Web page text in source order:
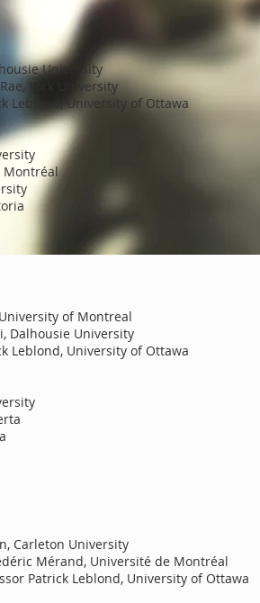
University
York University
Leblond, University of Ottawa
Montréal
of Montreal
Dalhousie University
Leblond, University of Ottawa
Carleton University
Mérand, Université de Montréal
Patrick Leblond, University of Ottawa